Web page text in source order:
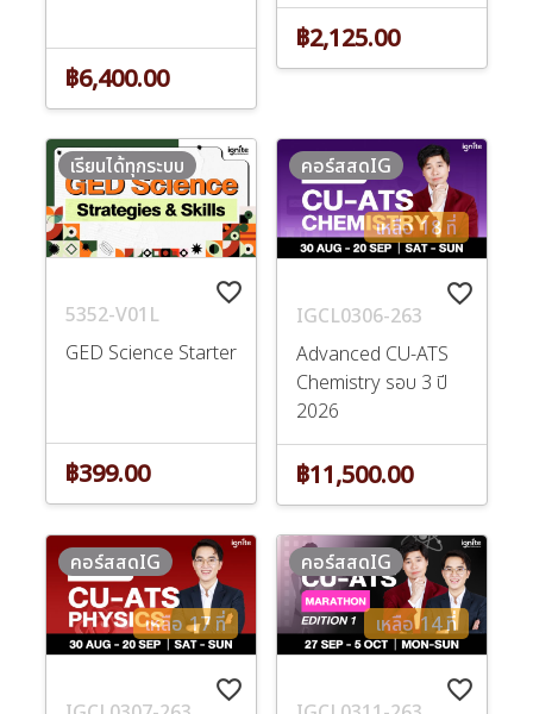
฿6,400.00
฿2,125.00
favorite_border
5352-V01L
GED Science Starter
เรียนได้ทุกระบบ
฿399.00
favorite_border
IGCL0306-263
Advanced CU-ATS
Chemistry รอบ 3 ปี
2026
เหลือ 18 ที่
คอร์สสดIG
฿11,500.00
favorite_border
เหลือ 17 ที่
คอร์สสดIG
favorite_border
เหลือ 14 ที่
คอร์สสดIG